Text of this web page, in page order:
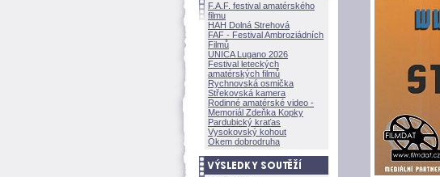
F.A.F. festival amatérského
filmu
HAH Dolná Strehov
FAF - Festival Ambroziádních
Filmů
UNICA Lugano 2026
Festival leteckých
amatérských filmů
Rychnovská osmička
Střekovská kamera
Rodinné amatérské video -
Memoriál Zdeňka Kopky
Pardubický kraťas
Vysokovský kohout
Okem dobrodruha